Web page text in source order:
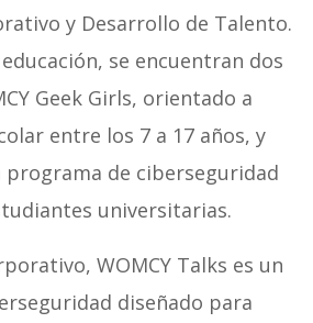
y Desarrollo de Talento.
se encuentran dos
Geek Girls, orientado a
entre los 7 a 17 años, y
programa de ciberseguridad
universitarias.
WOMCY Talks es un
diseñado para